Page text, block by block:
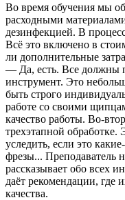
Во время обучения мы
расходными
дезинфекцией. В
Всё это включено в
ли дополнительные
— Да, есть. Все должны
инструмент. Это
быть строго
работе со своими
качество работы. Во-
трехэтапной
уследить, если это
фрезы... Преподаватель
рассказывает обо всех
даёт рекомендации, где
качества.